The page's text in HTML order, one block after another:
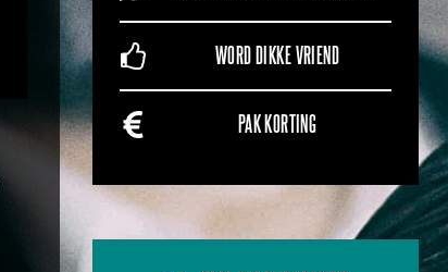
WORD DIKKE VRIEND
PAK KORTING